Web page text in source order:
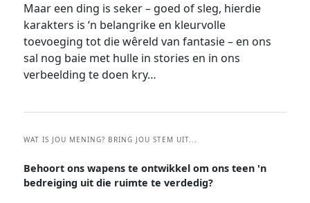
Maar een ding is seker – goed of sleg, hierdie
karakters is ‘n belangrike en kleurvolle
toevoeging tot die wêreld van fantasie – en ons
sal nog baie met hulle in stories en in ons
verbeelding te doen kry…
WAT IS JOU MENING? BRING JOU STEM UIT...
Behoort ons wapens te ontwikkel om ons teen 'n
bedreiging uit die ruimte te verdedig?